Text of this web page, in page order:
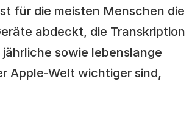
für die meisten Menschen die
abdeckt, die Transkription
sowie lebenslange
Apple-Welt wichtiger sind,